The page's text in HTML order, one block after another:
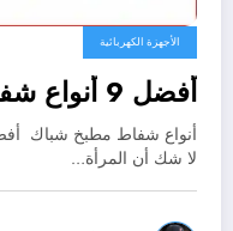
الأجهزة الكهربائية
أفضل 9 أنواع شفاط مطبخ شباك بالصور
لا شك أن المرأة…